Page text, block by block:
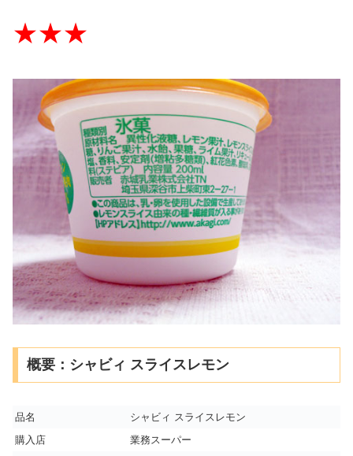
★★★
概要：シャビィ スライスレモン
品名
シャビィ スライスレモン
購入店
業務スーパー